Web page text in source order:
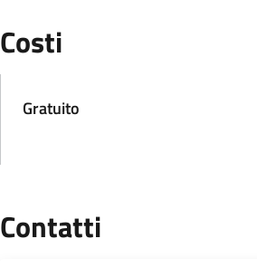
Costi
Gratuito
Contatti